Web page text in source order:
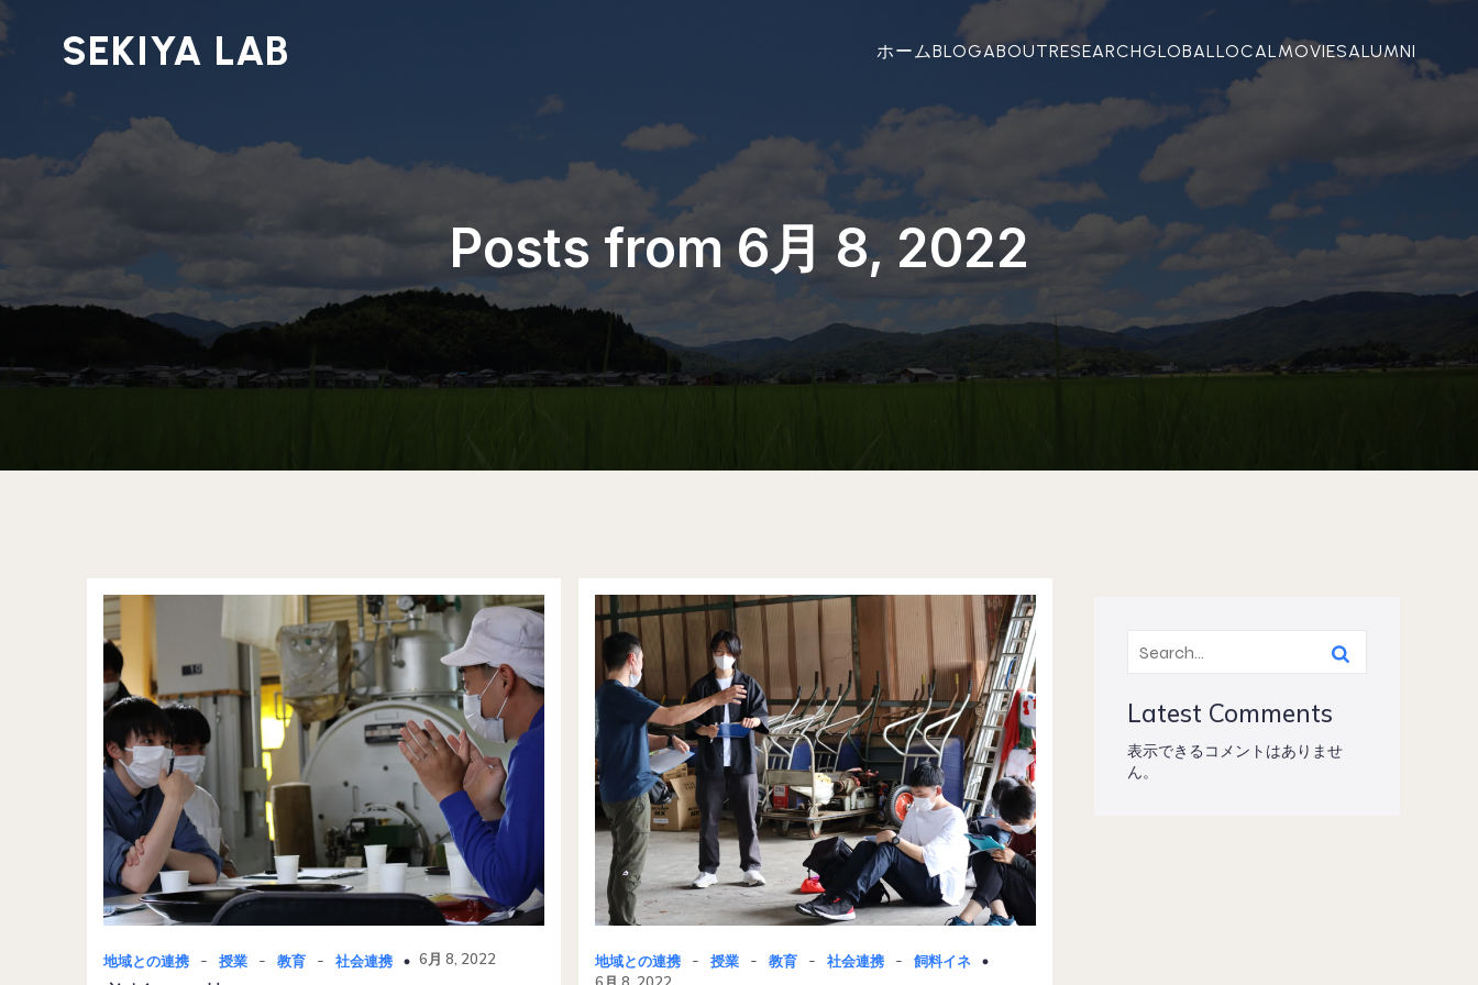
SEKIYA LAB ホームBLOGABOUTRESEARCHGLOBALLOCALMOVIESALUMNI
Posts from 6月 8, 2022
地域との連携 - 授業 - 教育 - 社会連携 6月 8, 2022 地域との連携 - 授業 - 教育 - 社会連携 -
飼料イネ
6月 8, 2022
Latest Comments
表示できるコメントはありませ
ん。